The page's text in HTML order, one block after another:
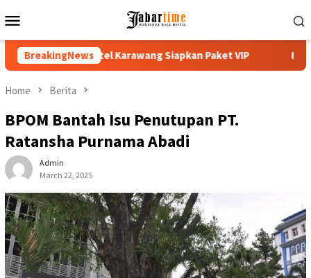
to
Menu
BreakingNews
Siapkan Paket VIP Buka PKKMB 2026, Rektor UNSIKA
Home Berita
BPOM Bantah Isu Penutupan PT.
Ratansha Purnama Abadi
Admin
March 22, 2025